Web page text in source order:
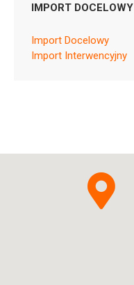
IMPORT DOCELOWY
Import Docelowy
Import Interwencyjny